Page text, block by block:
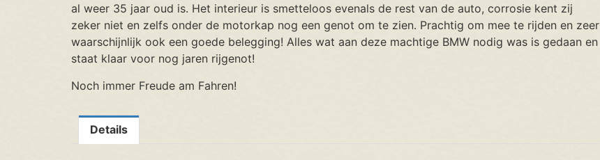
al weer 35 jaar oud is. Het interieur is smetteloos evenals de rest van de auto, corrosie kent zij
zeker niet en zelfs onder de motorkap nog een genot om te zien. Prachtig om mee te rijden en zeer
waarschijnlijk ook een goede belegging! Alles wat aan deze machtige BMW nodig was is gedaan en
staat klaar voor nog jaren rijgenot!
Noch immer Freude am Fahren!
Details